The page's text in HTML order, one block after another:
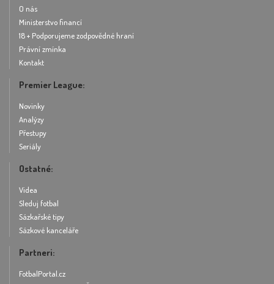
O nás
Ministerstvo financí
18 + Podporujeme zodpovědné hraní
Právní zmínka
Kontakt
Premier League:
Novinky
Analýzy
Přestupy
Seriály
Ostatné:
Videa
Sleduj fotbal
Sázkařské tipy
Sázkové kanceláře
Partneri:
FotbalPortal.cz